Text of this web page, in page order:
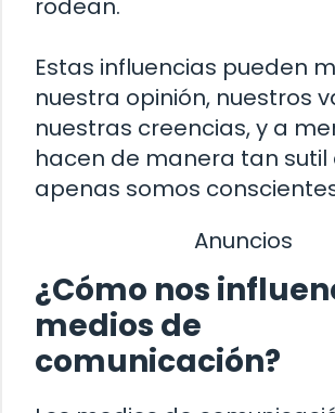
rodean.
Estas influencias pueden
nuestra opinión, nuestros
nuestras creencias, y a
hacen de manera tan sutil
apenas somos
Anuncios
¿Cómo nos
medios de
comunicación?